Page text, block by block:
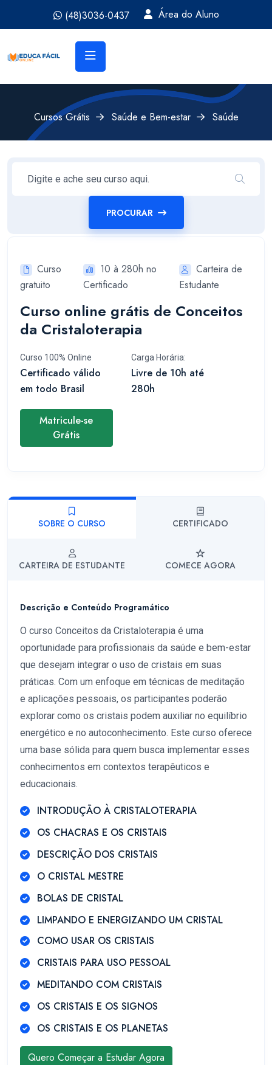
(48)3036-0437 Área do Aluno
Cursos Grátis Saúde e Bem-estar Saúde
PROCURAR
Curso
gratuito
10 à 280h no
Certificado
Carteira de
Estudante
Curso online grátis de Conceitos
da Cristaloterapia
Curso 100% Online
Certificado válido
em todo Brasil
Carga Horária:
Livre de 10h até
280h
Matricule-se
Grátis
SOBRE O CURSO CERTIFICADO
CARTEIRA DE ESTUDANTE COMECE AGORA
Descrição e Conteúdo Programático
O curso Conceitos da Cristaloterapia é uma
oportunidade para profissionais da saúde e bem-estar
que desejam integrar o uso de cristais em suas
práticas. Com um enfoque em técnicas de meditação
e aplicações pessoais, os participantes poderão
explorar como os cristais podem auxiliar no equilíbrio
energético e no autoconhecimento. Este curso oferece
uma base sólida para quem busca implementar esses
conhecimentos em contextos terapêuticos e
educacionais.
INTRODUÇÃO À CRISTALOTERAPIA
OS CHACRAS E OS CRISTAIS
DESCRIÇÃO DOS CRISTAIS
O CRISTAL MESTRE
BOLAS DE CRISTAL
LIMPANDO E ENERGIZANDO UM CRISTAL
COMO USAR OS CRISTAIS
CRISTAIS PARA USO PESSOAL
MEDITANDO COM CRISTAIS
OS CRISTAIS E OS SIGNOS
OS CRISTAIS E OS PLANETAS
Quero Começar a Estudar Agora